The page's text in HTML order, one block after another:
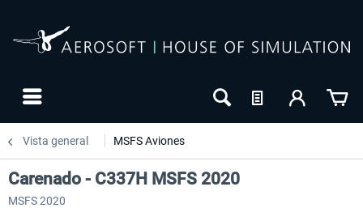
Vista general MSFS Aviones
Carenado - C337H MSFS 2020
MSFS 2020